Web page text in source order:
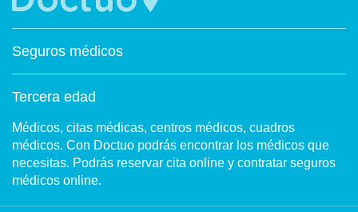
Seguros médicos
Tercera edad
Médicos, citas médicas, centros médicos, cuadros
médicos. Con Doctuo podrás encontrar los médicos que
necesitas. Podrás reservar cita online y contratar seguros
médicos online.